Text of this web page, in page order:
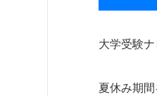
大学受験
夏休み期